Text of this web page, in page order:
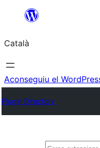
contingut
Català
Aconseguiu el
Plugin Directory